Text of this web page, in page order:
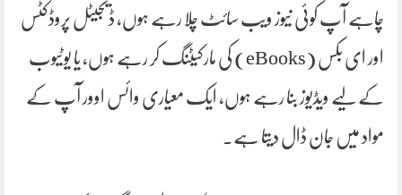
چاہے آپ کوئی نیوز ویب سائٹ چلا رہے ہوں، ڈیجیٹل پروڈکٹس
اور ای بکس (eBooks) کی مارکیٹنگ کر رہے ہوں، یا یوٹیوب
کے لیے ویڈیوز بنا رہے ہوں، ایک معیاری وائس اوور آپ کے
مواد میں جان ڈال دیتا ہے۔